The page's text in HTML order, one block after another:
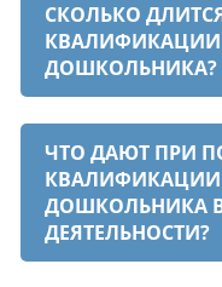
СКОЛЬКО
ДОШКОЛЬНИКА?
ЧТО ДАЮТ ПРИ
ДОШКОЛЬНИКА
ДЕЯТЕЛЬНОСТИ?